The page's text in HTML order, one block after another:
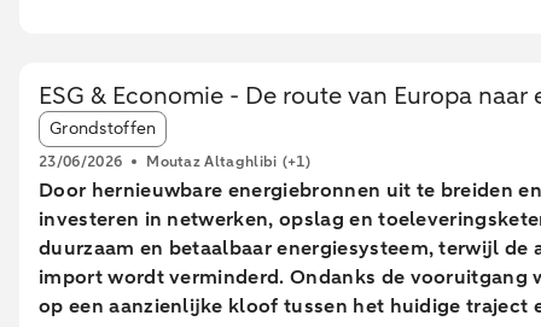
doorvoer via havens, zonder grote toegevoegde
met technologische en economische uitdagingen
materialen effectief te recyclen, vooral zeldzame
ESG & Economie - De route van Europa
Article tags:
Grondstoffen
23/06/2026 Moutaz Altaghlibi (+1)
Door hernieuwbare energiebronnen uit te breiden
investeren in netwerken, opslag en
duurzaam en betaalbaar energiesysteem, terwijl de
import wordt verminderd. Ondanks de vooruitgang
op een aanzienlijke kloof tussen het huidige traject